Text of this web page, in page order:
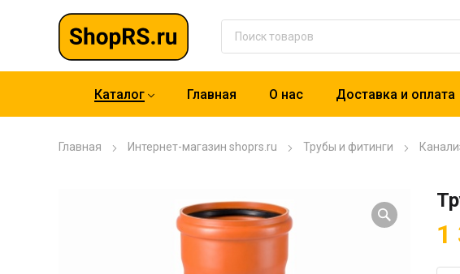
Каталог Главная О нас Доставка и оплата
Главная Интернет-магазин shoprs.ru Трубы и фитинги
1